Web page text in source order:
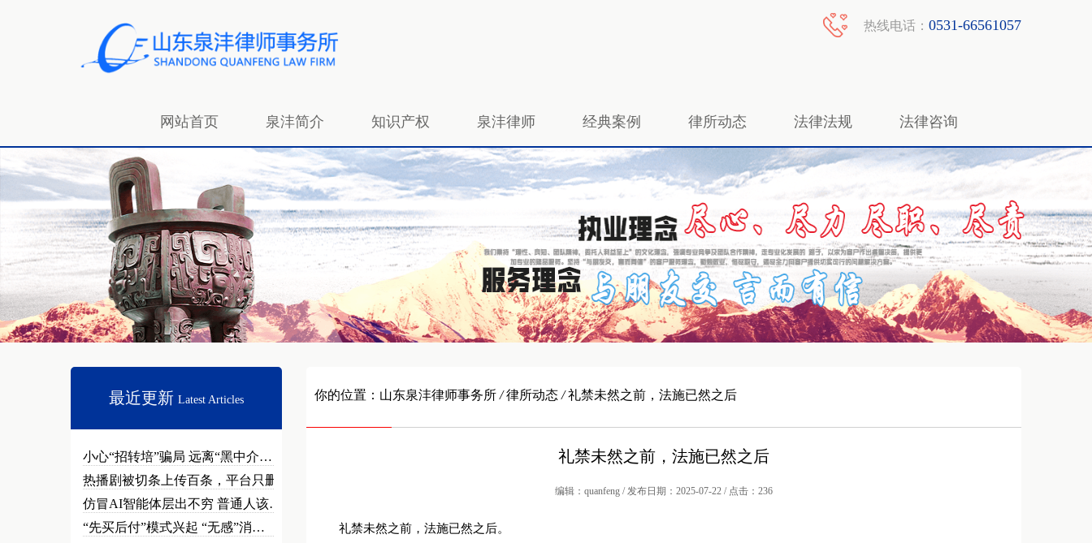
热线电话： 0531-66561057
网站首页 泉沣简介 知识产权 泉沣律师 经典案例 律所动态 法律法规 法律咨询
最近更新 Latest Articles
小心“招转培”骗局 远离“黑中介…
热播剧被切条上传百条，平台只删不…
仿冒AI智能体层出不穷 普通人该…
“先买后付”模式兴起 “无感”消…
你的位置： 山东泉沣律师事务所 / 律所动态 /礼禁未然之前，法施已然之后
礼禁未然之前，法施已然之后
编辑：quanfeng / 发布日期：2025-07-22 / 点击：236
礼禁未然之前，法施已然之后。